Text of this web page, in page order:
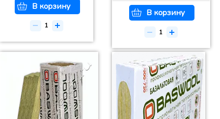
В корзину
В корзину